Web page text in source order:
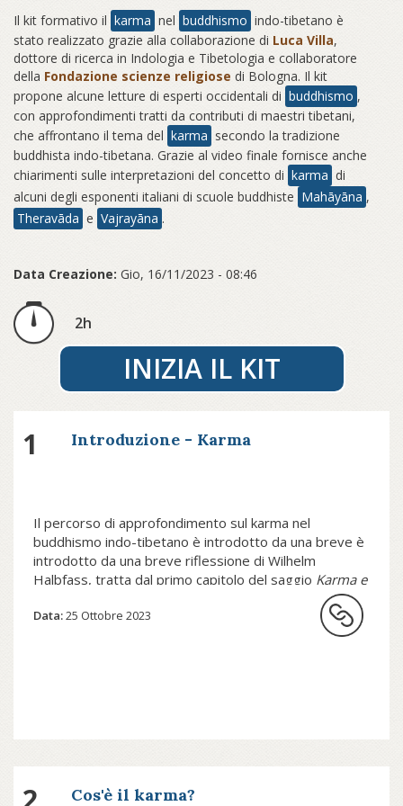
Il kit formativo il karma nel buddhismo indo-tibetano è
stato realizzato grazie alla collaborazione di Luca Villa,
dottore di ricerca in Indologia e Tibetologia e collaboratore
della Fondazione scienze religiose di Bologna. Il kit
propone alcune letture di esperti occidentali di buddhismo ,
con approfondimenti tratti da contributi di maestri tibetani,
che affrontano il tema del karma secondo la tradizione
buddhista indo-tibetana. Grazie al video finale fornisce anche
chiarimenti sulle interpretazioni del concetto di karma di
alcuni degli esponenti italiani di scuole buddhiste Mahāyāna ,
Theravāda e Vajrayāna .
Data Creazione: Gio, 16/11/2023 - 08:46
2h
INIZIA IL KIT
1 Introduzione - Karma
Il percorso di approfondimento sul karma nel
buddhismo indo-tibetano è introdotto da una breve è
introdotto da una breve riflessione di Wilhelm
Halbfass, tratta dal primo capitolo del saggio Karma e
edito da Einaudi, che
induce a riflettere su quanto sia diffusa anche in
Occidente l'idea di karma, senza tuttavia che sia del
La credenza nella rinascita, scriveva
nella prima metà dell’xi secolo
l’eminente filosofo musulmano al-
Data:25 Ottobre 2023
Cos'è il karma?